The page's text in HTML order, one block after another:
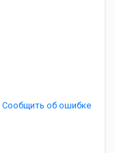
Сообщить об ошибке